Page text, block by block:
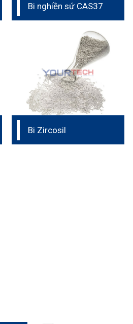
Bi nghiền sứ CAS37
Bi Zircosil